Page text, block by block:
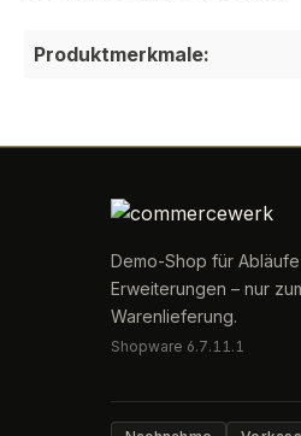
Produktmerkmale:
Demo-Shop für
Erweiterungen – nur
Warenlieferung.
Shopware 6.7.11.1